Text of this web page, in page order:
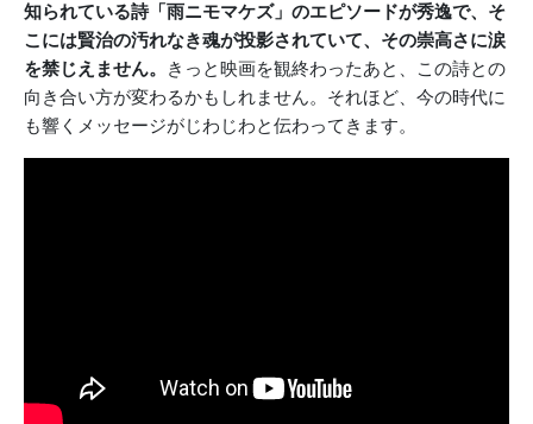
知られている詩「雨ニモマケズ」のエピソードが秀逸で、そ
こには賢治の汚れなき魂が投影されていて、その崇高さに涙
を禁じえません。
きっと映画を観終わったあと、この詩との
向き合い方が変わるかもしれません。それほど、今の時代に
も響くメッセージがじわじわと伝わってきます。